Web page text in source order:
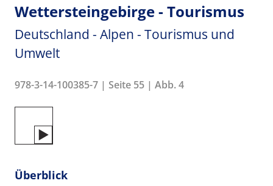
Wettersteingebirge - Tourismus
Deutschland - Alpen - Tourismus und
Umwelt
978-3-14-100385-7 | Seite 55 | Abb. 4
Überblick